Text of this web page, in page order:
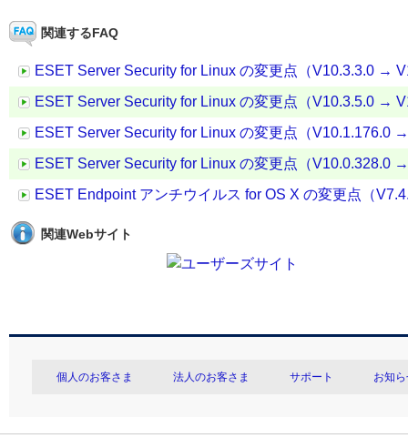
関連するFAQ
ESET Server Security for Linux の変更点（V10.3.3.0 →
ESET Server Security for Linux の変更点（V10.3.5.0 →
ESET Server Security for Linux の変更点（V10.1.176.0
ESET Server Security for Linux の変更点（V10.0.328.0
ESET Endpoint アンチウイルス for OS X の変更点（
関連Webサイト
個人のお客さま 法人のお客さま サポート お知